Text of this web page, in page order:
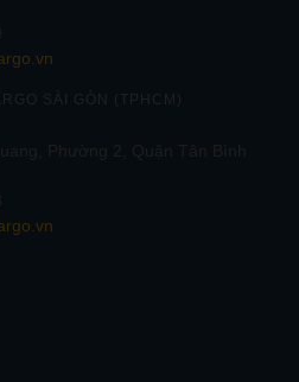
SÀI GÒN (TPHCM)